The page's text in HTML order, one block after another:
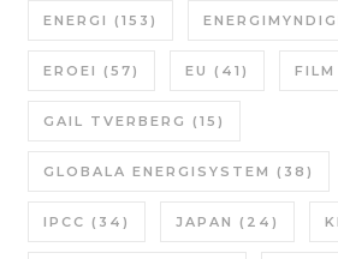
ENERGI (153)
EROEI (57) EU (41) FILM
GAIL TVERBERG (15)
GLOBALA ENERGISYSTEM (38)
IPCC (34) JAPAN (24)